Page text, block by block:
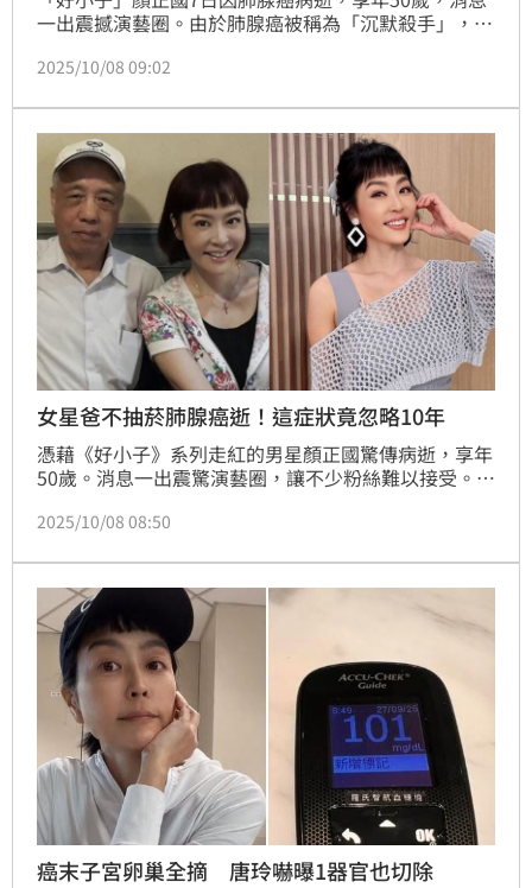
一出震撼演藝圈。由於肺腺癌被稱為「沉默殺手」，早
噩耗後有感而發，透露爸爸也是肺腺癌離世，且「一發
長年有一個習慣，一直被家人當成特色，直到確診，才
發現竟是警訊。
2025/10/08 09:02
女星爸不抽菸肺腺癌逝！這症狀竟忽略10年
憑藉《好小子》系列走紅的男星顏正國驚傳病逝，享年
50歲。消息一出震驚演藝圈，讓不少粉絲難以接受。女
所當然，而是每天都該被珍惜的恩典」，同時也透露自
形」。
2025/10/08 08:50
癌末子宮卵巢全摘 唐玲嚇曝1器官也切除